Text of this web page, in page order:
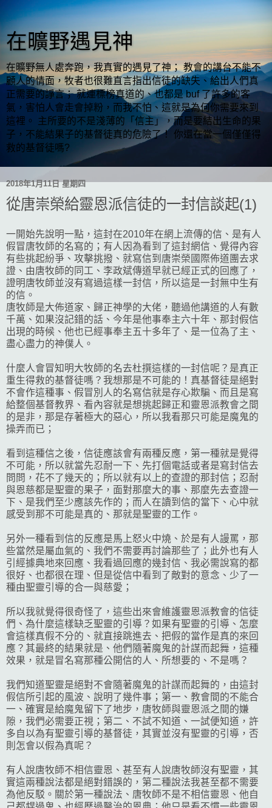
在曠野遇見神
在曠野無人處奔跑，我真實的遇見了神； 教會的講台不能不
顧人的情面，牧者也很難直言指出信徒的缺失、給出人們真
正需要的諍言； 就連標榜真道的、也都是 buf 了許多的客
氣，害怕人會走會掉粉，而我不怕、這就是為何你需要來到
這裡。 主所要的不是淺薄的「信主」，而是要結出生命的果
子，不能結果子的基督徒真的危險了！ 你還在當一個僅僅得
救的基督徒嗎?
2018年1月11日 星期四
從唐崇榮給靈恩派信徒的一封信談起(1)
一開始先說明一點，這封在2010年在網上流傳的信、是有人
假冒唐牧師的名寫的；有人因為看到了這封網信、覺得內容
有些挑起紛爭、攻擊挑撥、就寫信到唐崇榮國際佈道團去求
證、由唐牧師的同工、李政斌傳道早就已經正式的回應了，
證明唐牧師並沒有寫過這樣一封信，所以這是一封無中生有
的信。
唐牧師是大佈道家、歸正神學的大佬，聽過他講道的人有數
千萬、如果沒記錯的話、今年是他事奉主六十年、那封假信
出現的時候、他也已經事奉主五十多年了、是一位為了主、
盡心盡力的神僕人。
什麼人會冒知明大牧師的名去杜撰這樣的一封信呢？是真正
重生得救的基督徒嗎？我想那是不可能的！真基督徒是絕對
不會作這種事、假冒別人的名寫信就是存心欺騙、而且是寫
給整個基督教界、看內容就是想挑起歸正和靈恩派教會之間
的是非，那是存著極大的惡心，所以我看那只可能是魔鬼的
操弄而已；
看到這種信之後，信徒應該會有兩種反應，第一種就是覺得
不可能，所以就當先忍耐一下、先打個電話或者是寫封信去
問問，花不了幾天的；所以就有以上的查證的那封信；忍耐
與恩慈都是聖靈的果子，面對那麼大的事、那麼先去查證一
下、是我們至少應該先作的；而人在讀到信的當下、心中就
感受到那不可能是真的、那就是聖靈的工作。
另外一種看到信的反應是馬上怒火中燒、於是有人謾罵，那
些當然是屬血氣的、我們不需要再討論那些了；此外也有人
引經據典地來回應、我看過回應的幾封信、我必需說寫的都
很好、也都很在理、但是從信中看到了敵對的意念、少了一
種由聖靈引導的合一與慈愛；
所以我就覺得很奇怪了，這些出來會維護靈恩派教會的信徒
們、為什麼這樣缺乏聖靈的引導？如果有聖靈的引導、怎麼
會這樣真假不分的、就直接跳進去、把假的當作是真的來回
應？其最終的結果就是、他們隨著魔鬼的計謀而起舞，這種
效果，就是冒名寫那種公開信的人、所想要的、不是嗎？
我們知道聖靈是絕對不會隨著魔鬼的計謀而起舞的，由這封
假信所引起的風波、說明了幾件事；第一、教會間的不能合
一、確實是給魔鬼留下了地步，唐牧師與靈恩派之間的嫌
隙，我們必需要正視；第二、不試不知道、一試便知道，許
多自以為有聖靈引導的基督徒，其實並沒有聖靈的引導，否
則怎會以假為真呢？
有人說唐牧師不相信靈恩、甚至有人說唐牧師沒有聖靈，其
實這兩種說法都是絕對錯誤的，第二種說法我甚至都不需要
為他反駁。關於第一種說法、唐牧師不是不相信靈恩、他自